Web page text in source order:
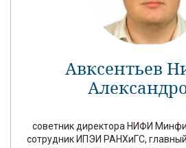
Авксентьев
советник директора НИФИ
сотрудник ИПЭИ РАНХиГС,